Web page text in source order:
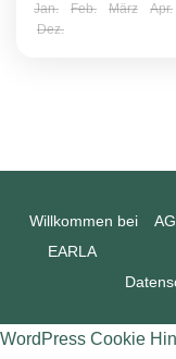
Jan. Feb. März Apr.
Dez.
Willkommen bei
EARLA
WordPress Cookie